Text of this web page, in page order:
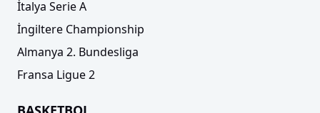
İtalya Serie A
İngiltere Championship
Almanya 2. Bundesliga
Fransa Ligue 2